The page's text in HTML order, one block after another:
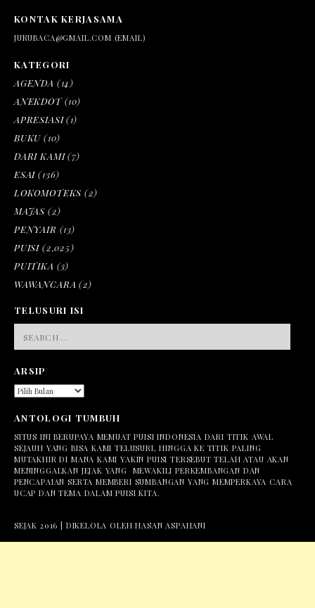
KONTAK KERJASAMA
JURUBACA@GMAIL.COM (EMAIL)
KATEGORI
AGENDA (14)
ANEKDOT(10)
APRESIASI(1)
BUKU (10)
DARI KAMI(7)
ESAI (136)
LOKOMOTEKS (2)
MAJAS (2)
PENYAIR (13)
PUISI (2,025)
PUITIKA (3)
WAWANCARA (2)
TELUSURI ISI
FOR:
ARSIP
ARSIP
ANTOLOGI TUMBUH
SITUS INI BERUPAYA MEMUAT PUISI INDONESIA DARI TITIK AWAL
SEJAUH YANG BISA KAMI TELUSURI, HINGGA KE TITIK PALING
MUTAKHIR DI MANA KAMI YAKIN PUISI TERSEBUT TELAH ATAU AKAN
MENINGGALKAN JEJAK YANG MEWAKILI PERKEMBANGAN DAN
PENCAPAIAN SERTA MEMBERI SUMBANGAN YANG MEMPERKAYA CARA
UCAP DAN TEMA DALAM PUISI KITA.
SEJAK 2016 | DIKELOLA OLEH HASAN ASPAHANI